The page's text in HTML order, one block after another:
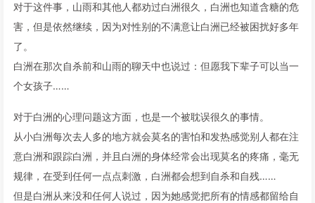
对于这件事，山雨和其他人都劝过白洲很久，白洲也知道含糖的危
害，但是依然继续，因为对性别的不满意让白洲已经被困扰好多年
了。
白洲在那次自杀前和山雨的聊天中也说过：但愿我下辈子可以当一
个女孩子……
对于白洲的心理问题这方面，也是一个被耽误很久的事情。
从小白洲每次去人多的地方就会莫名的害怕和发热感觉别人都在注
意白洲和跟踪白洲，并且白洲的身体经常会出现莫名的疼痛，毫无
规律，在受到任何一点点刺激，白洲都会想到自杀和自残……
但是白洲从来没和任何人说过，因为她感觉把所有的情感都留给自